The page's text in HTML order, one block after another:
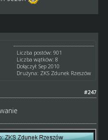
Liczba postów: 901
Liczba wątków: 8
Dołączył: Sep 2010
Drużyna: ZKS Zdunek Rzeszów
#247